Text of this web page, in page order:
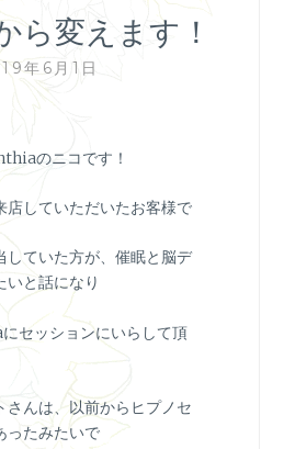
ら変えます！
年6月1日
のニコです！
店していただいたお客様で
していた方が、催眠と脳デ
いと話になり
セッションにいらして頂
さんは、以前からヒプノセ
ったみたいで